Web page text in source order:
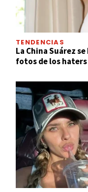
TENDENCIAS
La China Suárez
fotos de los haters